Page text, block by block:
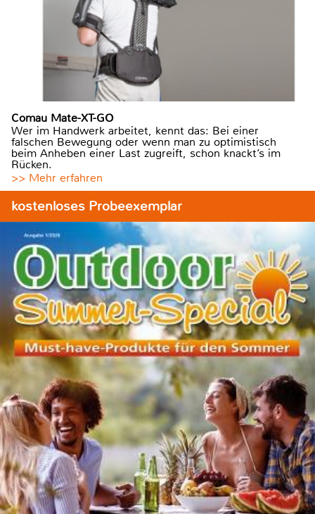
Comau Mate-XT-GO
Wer im Handwerk arbeitet, kennt das: Bei einer
falschen Bewegung oder wenn man zu optimistisch
beim Anheben einer Last zugreift, schon knackt’s im
Rücken.
>> Mehr erfahren
kostenloses Probeexemplar